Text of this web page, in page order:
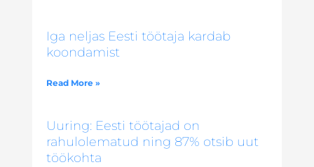
Iga neljas Eesti töötaja kardab
koondamist
Read More »
Uuring: Eesti töötajad on
rahulolematud ning 87% otsib uut
töökohta